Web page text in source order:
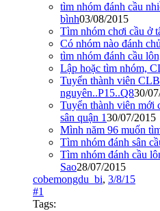
tìm nhóm đánh cầu
bình03/08/2015
Tìm nhóm chơi cầu ở
Có nhóm nào đánh
tìm nhóm đánh cầu
Lập hoặc tìm nhóm,
Tuyển thành viên
nguyên..P15..Q830/
Tuyển thành viên mới
sân quận 130/07/2015
Mình năm 96 muốn
Tìm nhóm đánh sân
Tìm nhóm đánh cầu
Sao28/07/2015
cobemongdu_bi, 3/8/15
#1
Tags: